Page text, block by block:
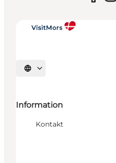
Sprache auswählen
Information
Kontakt